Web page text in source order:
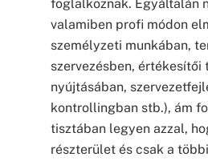
foglalkoznak. Egyáltalán
valamiben profi módon
személyzeti munkában,
szervezésben, értékesítői
nyújtásában,
kontrollingban stb.), ám
tisztában legyen azzal,
részterület és csak a